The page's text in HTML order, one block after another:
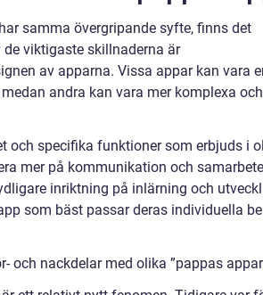
samma övergripande syfte, finns det
viktigaste skillnaderna är
av apparna. Vissa appar kan vara
andra kan vara mer komplexa
och specifika funktioner som erbjuds i
mer på kommunikation och
inriktning på inlärning och
som bäst passar deras individuella
och nackdelar med olika ”pappas